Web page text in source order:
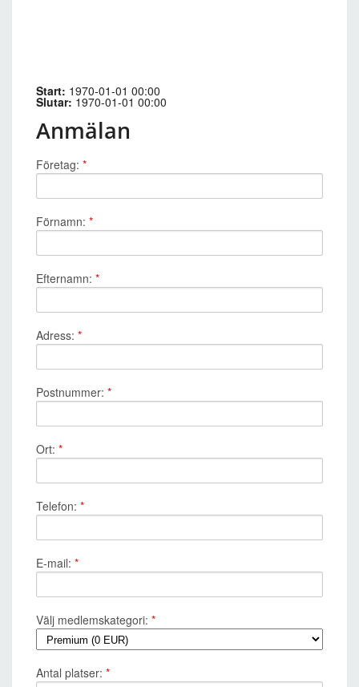
Start: 1970-01-01 00:00
Slutar: 1970-01-01 00:00
Anmälan
Företag: *
Förnamn: *
Efternamn: *
Adress: *
Postnummer: *
Ort: *
Telefon: *
E-mail: *
Välj medlemskategori: *
Antal platser: *